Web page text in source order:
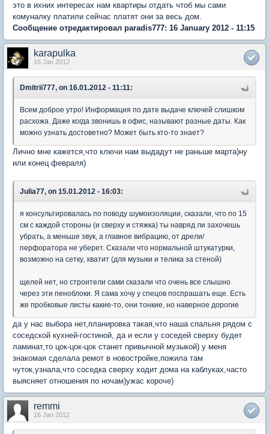
это в ихних интересах нам квартиры отдать чтоб мы сами
комуналку платили сейчас платят они за весь дом.
Сообщение отредактировал paradis777: 16 January 2012 - 11:15
karapulka
16 Jan 2012
Dmitrii777, on 16.01.2012 - 11:11:
Всем доброе утро! Информация по дате выдаче ключей слишком
расхожа. Даже когда звонишь в офис, называют разные даты. Как
можно узнать достоветно? Может быть кто-то знает?
Лично мне кажется,что ключи нам выдадут не раньше марта)ну
или конец февраля)
Julia77, on 15.01.2012 - 16:03:
я консультировалась по поводу шумоизоляции, сказали, что по 15
см с каждой стороны (и сверху и стяжка) ты навряд ли захочешь
убрать, а меньше звук, а главное вибрацию, от дрели/
перфоратора не уберет. Сказали что нормальной штукатурки,
возможно на сетку, хватит (для музыки и телика за стеной)
щелей нет, но строители сами сказали что очень все слышно
через эти пеноблоки. Я сама хочу у спецов поспрашать еще. Есть
же пробковые листы какие-то, они тонкие, но наверное дорогие
да у нас выбора нет,планировка такая,что наша спальня рядом с
соседской кухней-гостиной, да и если у соседей сверху будет
ламинат,то цок-цок-цок станет привычной музыкой) у меня
знакомая сделала ремот в новостройке,пожила там
чуток,узнала,что соседка сверху ходит дома на каблуках,часто
выясняет отношения по ночам)ужас короче)
remmi
16 Jan 2012